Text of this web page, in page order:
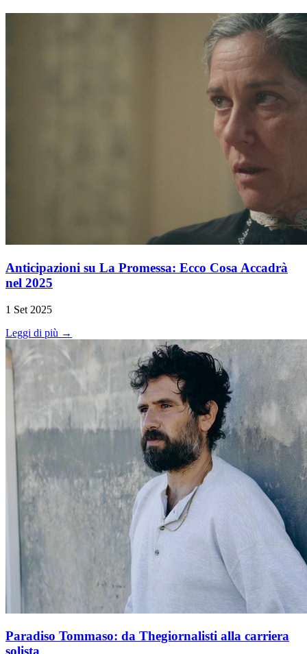
Anticipazioni su La Promessa: Ecco Cosa Accadrà
nel 2025
1 Set 2025
Leggi di più →
Paradiso Tommaso: da Thegiornalisti alla carriera
solista